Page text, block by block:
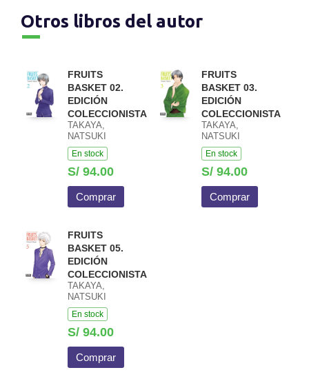
Otros libros del autor
FRUITS
BASKET 02.
EDICIÓN
COLECCIONISTA
TAKAYA,
NATSUKI
En stock
S/ 94.00
Comprar
FRUITS
BASKET 03.
EDICIÓN
COLECCIONISTA
TAKAYA,
NATSUKI
En stock
S/ 94.00
Comprar
FRUITS
BASKET 05.
EDICIÓN
COLECCIONISTA
TAKAYA,
NATSUKI
En stock
S/ 94.00
Comprar